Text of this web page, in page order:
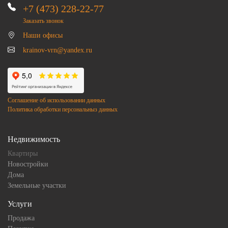
+7 (473) 228-22-77
Заказать звонок
Наши офисы
krainov-vrn@yandex.ru
Соглашение об использовании данных
Политика обработки персональныз данных
Недвижимость
Квартиры
Новостройки
Дома
Земельные участки
Услуги
Продажа